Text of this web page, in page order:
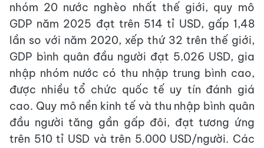
nhóm 20 nước nghèo nhất thế giới, quy mô
GDP năm 2025 đạt trên 514 tỉ USD, gấp 1,48
lần so với năm 2020, xếp thứ 32 trên thế giới,
GDP bình quân đầu người đạt 5.026 USD, gia
nhập nhóm nước có thu nhập trung bình cao,
được nhiều tổ chức quốc tế uy tín đánh giá
cao. Quy mô nền kinh tế và thu nhập bình quân
đầu người tăng gần gấp đôi, đạt tương ứng
trên 510 tỉ USD và trên 5.000 USD/người. Các